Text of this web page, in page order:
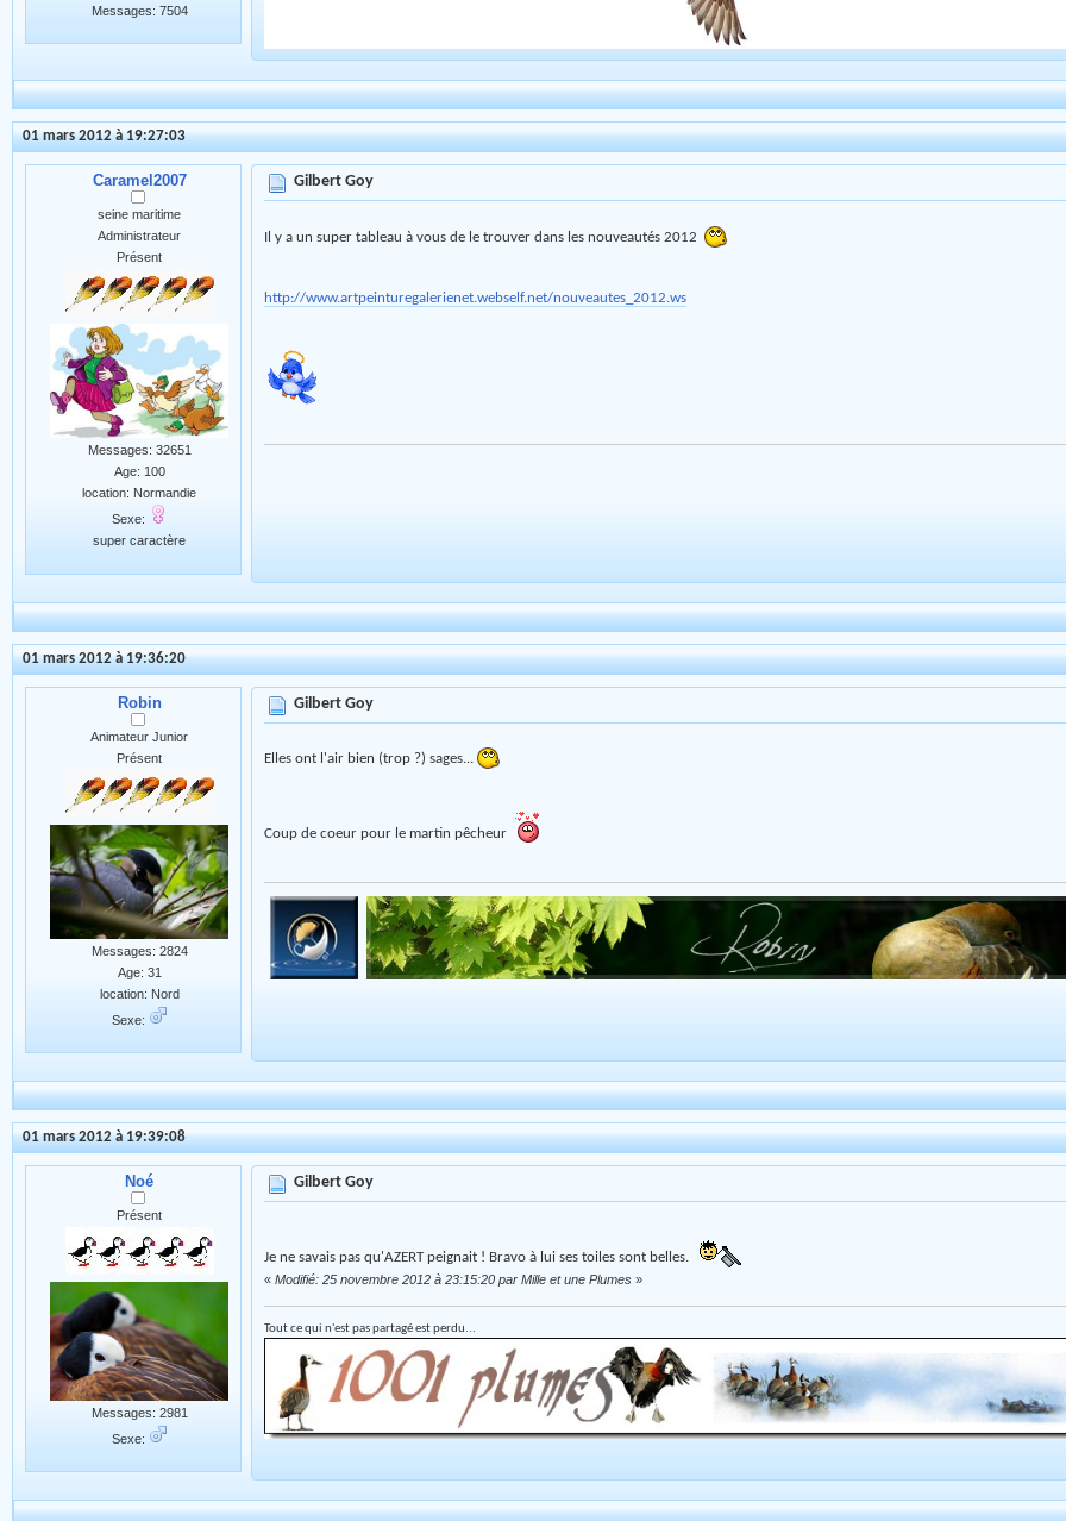
Messages: 7504
01 mars 2012 à 19:27:03
Caramel2007
seine maritime
Administrateur
Présent
Messages: 32651
Age: 100
location: Normandie
Sexe:
super caractère
Gilbert Goy
Il y a un super tableau à vous de le trouver dans les nouveautés 2012
http://www.artpeinturegalerienet.webself.net/nouveautes_2012.ws
01 mars 2012 à 19:36:20
Robin
Animateur Junior
Présent
Messages: 2824
Age: 31
location: Nord
Sexe:
Gilbert Goy
Elles ont l'air bien (trop ?) sages...
Coup de coeur pour le martin pêcheur
01 mars 2012 à 19:39:08
Noé
Présent
Messages: 2981
Sexe:
Gilbert Goy
Je ne savais pas qu'AZERT peignait ! Bravo à lui ses toiles sont belles.
« Modifié: 25 novembre 2012 à 23:15:20 par Mille et une Plumes »
Tout ce qui n'est pas partagé est perdu...